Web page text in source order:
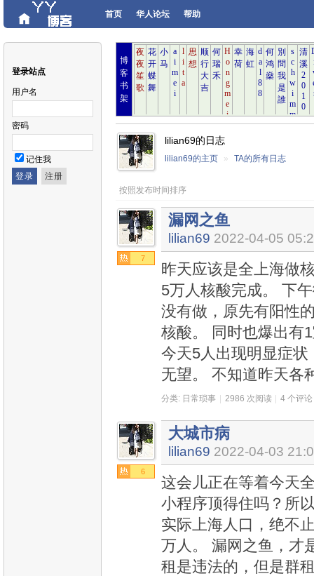
首页 华人论坛 帮助
登录站点
用户名
密码
记住我
博
客
书
架
lilian69的日志
lilian69的主页 » TA的所有日志
按照发布时间排序
7
漏网之鱼
lilian69 2022-04-05
昨天应该是全上海做
5万人核酸完成。 下
没有做，原先有阳性
核酸。 同时也爆出有
今天5人出现明显症
无望。 不知道昨天各
分类: 日常琐事 2986 次阅读 4 个评论
6
大城市病
lilian69 2022-04-03
这会儿正在等着今天
小程序顶得住吗？所
实际上海人口，绝不
万人。 漏网之鱼，才
租是违法的，但是群